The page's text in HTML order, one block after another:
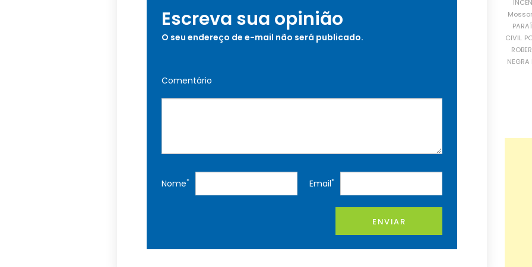
Escreva sua opinião
O seu endereço de e-mail não será publicado.
Comentário
Nome* Email*
ENVIAR
CIVIL
NEGRA